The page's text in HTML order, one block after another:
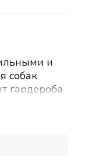
и
собак
гардероба
и
к